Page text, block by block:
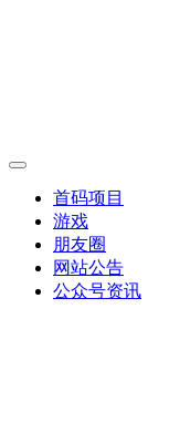
首码项目
游戏
朋友圈
网站公告
公众号资讯